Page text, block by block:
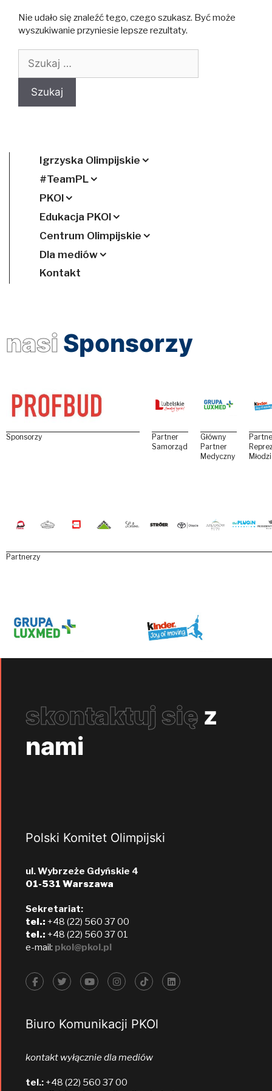
Nie udało się znaleźć tego, czego szukasz. Być może
wyszukiwanie przyniesie lepsze rezultaty.
Igrzyska Olimpijskie
#TeamPL
PKOl
Edukacja PKOl
Centrum Olimpijskie
Dla mediów
Kontakt
nasi Sponsorzy
Sponsorzy
Partner
Samorządowy
Główny
Partner
Medyczny
Partnerzy
skontaktuj się z
nami
Polski Komitet Olimpijski
ul. Wybrzeże Gdyńskie 4
01-531 Warszawa
Sekretariat:
tel.: +48 (22) 560 37 00
tel.: +48 (22) 560 37 01
e-mail: pkol@pkol.pl
Biuro Komunikacji PKOl
kontakt wyłącznie dla mediów
tel.: +48 (22) 560 37 00